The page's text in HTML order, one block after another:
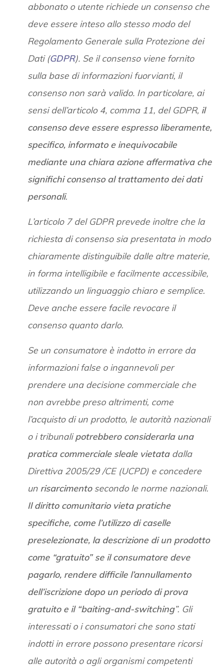
abbonato o utente richiede un consenso che
deve essere inteso allo stesso modo del
Regolamento Generale sulla Protezione dei
Dati (GDPR). Se il consenso viene fornito
sulla base di informazioni fuorvianti, il
consenso non sarà valido. In particolare, ai
sensi dell’articolo 4, comma 11, del GDPR, il
consenso deve essere espresso liberamente,
specifico, informato e inequivocabile
mediante una chiara azione affermativa che
significhi consenso al trattamento dei dati
personali.
L’articolo 7 del GDPR prevede inoltre che la
richiesta di consenso sia presentata in modo
chiaramente distinguibile dalle altre materie,
in forma intelligibile e facilmente accessibile,
utilizzando un linguaggio chiaro e semplice.
Deve anche essere facile revocare il
consenso quanto darlo.
Se un consumatore è indotto in errore da
informazioni false o ingannevoli per
prendere una decisione commerciale che
non avrebbe preso altrimenti, come
l’acquisto di un prodotto, le autorità nazionali
o i tribunalipotrebbero considerarla una
pratica commerciale sleale vietatadalla
Direttiva 2005/29 /CE (UCPD) e concedere
un risarcimentosecondo le norme nazionali.
Il diritto comunitario vieta pratiche
specifiche, come l’utilizzo di caselle
preselezionate, la descrizione di un prodotto
come “gratuito” se il consumatore deve
pagarlo, rendere difficile l’annullamento
dell’iscrizione dopo un periodo di prova
gratuito e il “baiting-and-switching”. Gli
interessati o i consumatori che sono stati
indotti in errore possono presentare ricorsi
alle autorità o agli organismi competenti